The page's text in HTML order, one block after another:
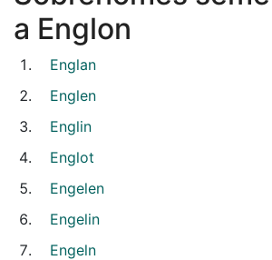
a Englon
Englan
Englen
Englin
Englot
Engelen
Engelin
Engeln